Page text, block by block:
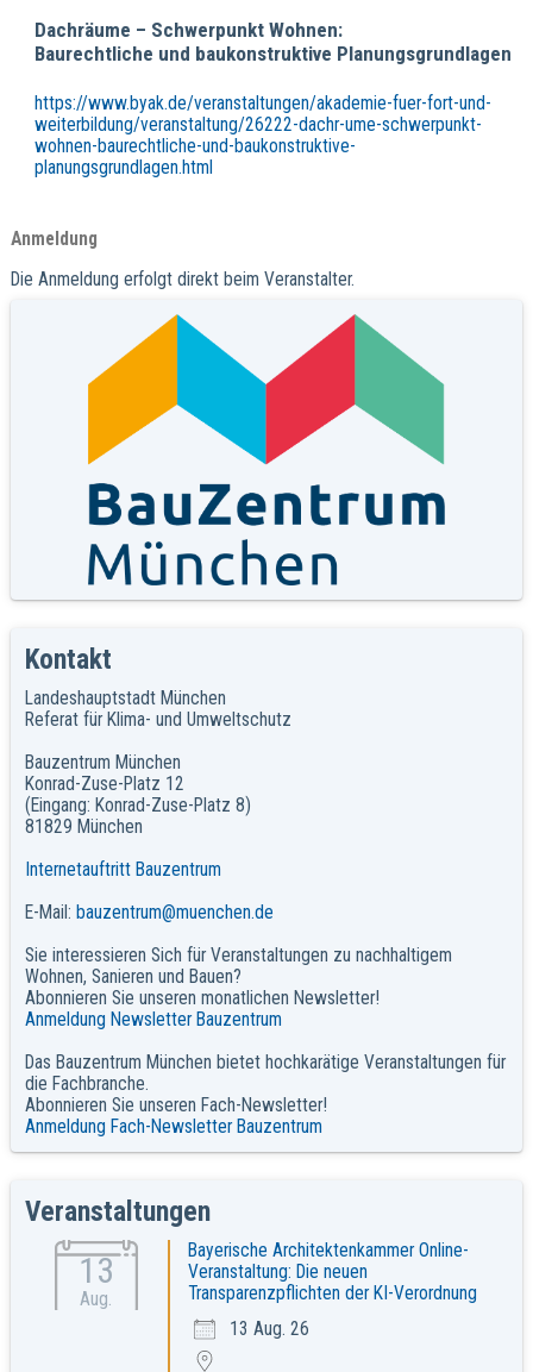
Dachräume – Schwerpunkt Wohnen:
Baurechtliche und baukonstruktive Planungsgrundlagen
https://www.byak.de/veranstaltungen/akademie-fuer-fort-und-
weiterbildung/veranstaltung/26222-dachr-ume-schwerpunkt-
wohnen-baurechtliche-und-baukonstruktive-
planungsgrundlagen.html
Anmeldung
Die Anmeldung erfolgt direkt beim Veranstalter.
Kontakt
Landeshauptstadt München
Referat für Klima- und Umweltschutz
Bauzentrum München
Konrad-Zuse-Platz 12
(Eingang: Konrad-Zuse-Platz 8)
81829 München
Internetauftritt Bauzentrum
E-Mail: bauzentrum@muenchen.de
Sie interessieren Sich für Veranstaltungen zu nachhaltigem
Wohnen, Sanieren und Bauen?
Abonnieren Sie unseren monatlichen Newsletter!
Anmeldung Newsletter Bauzentrum
Das Bauzentrum München bietet hochkarätige Veranstaltungen für
die Fachbranche.
Abonnieren Sie unseren Fach-Newsletter!
Anmeldung Fach-Newsletter Bauzentrum
Veranstaltungen
13
Aug.
Bayerische Architektenkammer Online-
Veranstaltung: Die neuen
Transparenzpflichten der KI-Verordnung
13 Aug. 26